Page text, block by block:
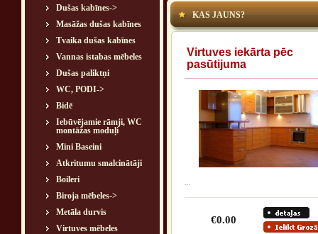
Dušas kabīnes->
Masāžas dušas kabīnes
Tvaika dušas kabīnes
Vannas istabas mēbeles
Dušas paliktņi
WC, PODI->
Bidē
Iebūvējamie rāmji, WC
montāžas moduļi
Mini Baseini
Atkritumu smalcinātāji
Boileri
Biroja mēbeles->
Metāla durvis
Virtuves mēbeles
KAS JAUNS?
Virtuves iekārta pēc
pasūtijuma
€0.00